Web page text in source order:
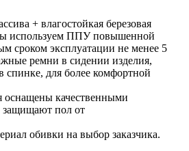
+ влагостойкая березовая
используем ППУ повышенной
сроком эксплуатации не менее 5
ремни в сидении изделия,
спинке, для более комфортной
оснащены качественными
защищают пол от
обивки на выбор заказчика.